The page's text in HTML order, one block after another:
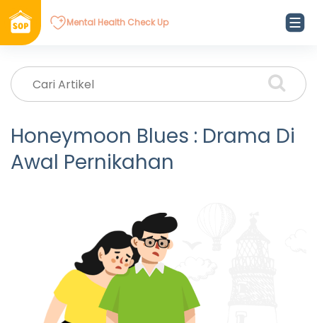
Mental Health Check Up
Honeymoon Blues : Drama Di
Awal Pernikahan